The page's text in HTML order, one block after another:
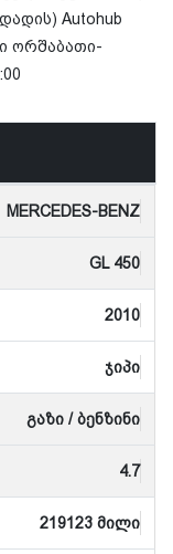
Autohub
ორშაბათი-
MERCEDES-BENZ
GL 450
2010
ჯიპი
გაზი / ბენზინი
4.7
219123 მილი